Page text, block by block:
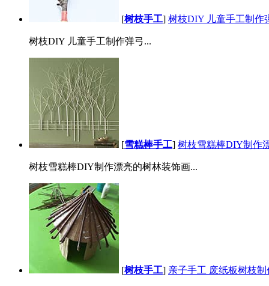
[树枝手工] 树枝DIY 儿童手工制作
树枝DIY 儿童手工制作弹弓...
[雪糕棒手工] 树枝雪糕棒DIY制作
树枝雪糕棒DIY制作漂亮的树林装饰画...
[树枝手工] 亲子手工 废纸板树枝